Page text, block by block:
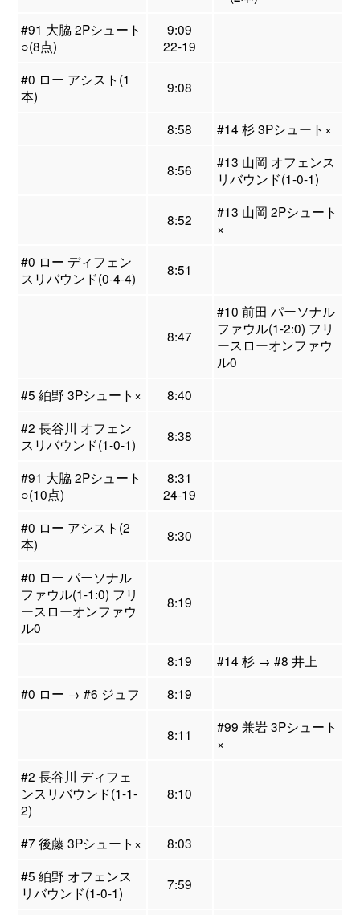
#91 大脇 2Pシュート
○(8点)
9:09
22-19
#0 ロー アシスト(1
本)
9:08
8:58 #14 杉 3Pシュート×
8:56
#13 山岡 オフェンス
リバウンド(1-0-1)
8:52
#13 山岡 2Pシュート
×
#0 ロー ディフェン
スリバウンド(0-4-4)
8:51
8:47
#10 前田 パーソナル
ファウル(1-2:0) フリ
ースローオンファウ
ル0
#5 絈野 3Pシュート×
8:40
#2 長谷川 オフェン
スリバウンド(1-0-1)
8:38
#91 大脇 2Pシュート
○(10点)
8:31
24-19
#0 ロー アシスト(2
本)
8:30
#0 ロー パーソナル
ファウル(1-1:0) フリ
ースローオンファウ
ル0
8:19
8:19
#14 杉 → #8 井上
#0 ロー → #6 ジュフ
8:19
8:11
#99 兼岩 3Pシュート
×
#2 長谷川 ディフェ
ンスリバウンド(1-1-
2)
8:10
#7 後藤 3Pシュート×
8:03
#5 絈野 オフェンス
リバウンド(1-0-1)
7:59